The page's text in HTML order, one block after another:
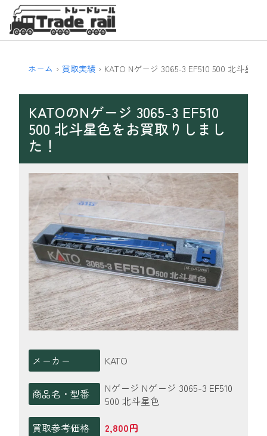
ホーム 買取実績 KATO Nゲージ 3065-3 EF510 500 北斗星色
KATOのNゲージ 3065-3 EF510
500 北斗星色をお買取りしまし
た！
メーカー KATO
商品名・型番
Nゲージ Nゲージ 3065-3 EF510
500 北斗星色
買取参考価格
2,800円